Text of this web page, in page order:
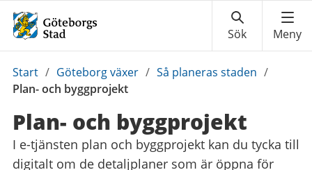
Du
är
Start / Göteborg växer / Så planeras staden /
Plan- och byggprojekt
Plan- och byggprojekt
I e-tjänsten plan och byggprojekt kan du tycka till
digitalt om de detaljplaner som är öppna för